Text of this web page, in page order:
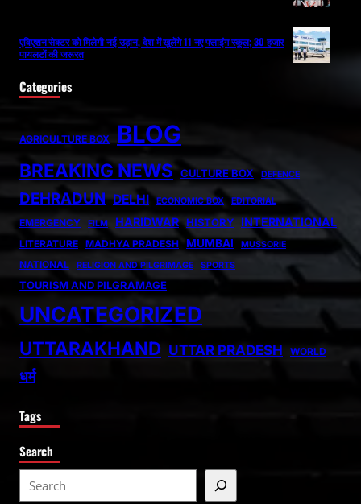
एविएशन सेक्टर को मिलेगी नई उड़ान, देश में खुलेंगे 11 नए फ्लाइंग स्कूल; 30 हजार
पायलटों की जरूरत
Categories
AGRICULTURE BOX BLOG
BREAKING NEWS CULTURE BOX DEFENCE
DEHRADUN DELHI ECONOMIC BOX EDITORIAL
EMERGENCY FILM HARIDWAR HISTORY INTERNATIONAL
LITERATURE MADHYA PRADESH MUMBAI MUSSORIE
NATIONAL RELIGION AND PILGRIMAGE SPORTS
TOURISM AND PILGRAMAGE
UNCATEGORIZED
UTTARAKHAND UTTAR PRADESH WORLD
धर्म
Tags
Search
e